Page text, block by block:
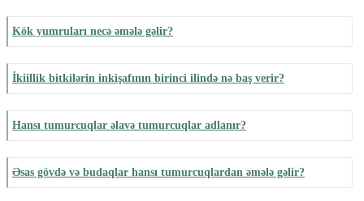
Kök yumruları necə əmələ gəlir?
İkiillik bitkilərin inkişafının birinci ilində nə baş verir?
Hansı tumurcuqlar əlavə tumurcuqlar adlanır?
Əsas gövdə və budaqlar hansı tumurcuqlardan əmələ gəlir?